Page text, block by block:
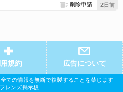
2日前
削除申請
規約 広告について
ての情報を無断で複製することを禁じます
レンズ掲示板